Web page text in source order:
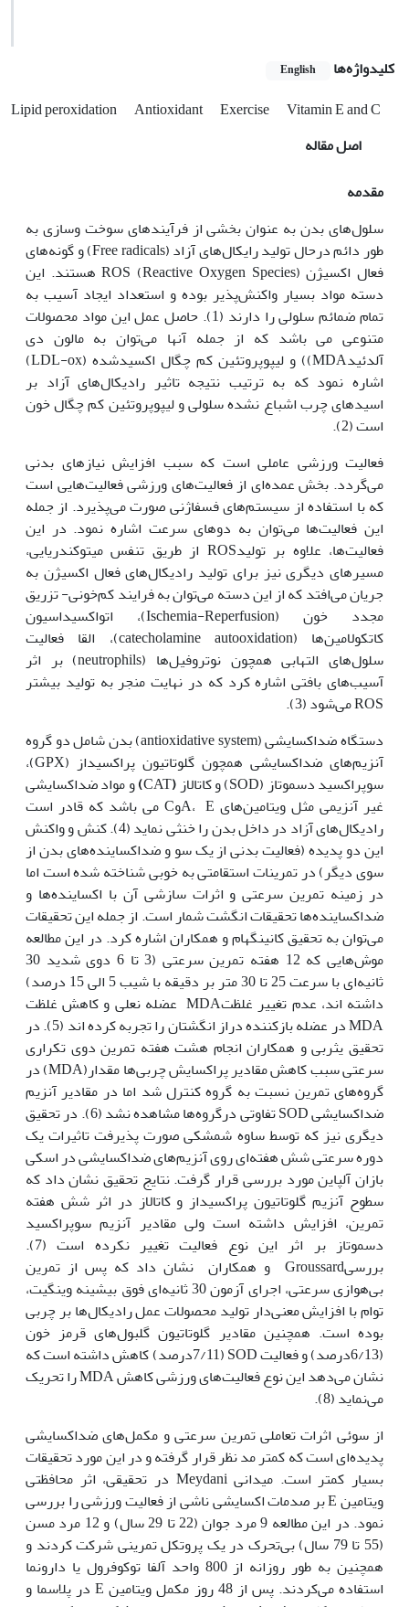
کلیدواژه‌ها English
Lipid peroxidation Antioxidant Exercise
Vitamin E and C
اصل مقاله
مقدمه
سلول‌های بدن به عنوان بخشی از فرآیندهای سوخت وسازی به
طور دائم درحال تولید رایکال‌های آزاد (Free radicals) و گونه‌های
فعال اکسیژن ROS (Reactive Oxygen Species) هستند. این
دسته مواد بسیار واکنش‌پذیر بوده و استعداد ایجاد آسیب به
تمام ضمائم سلولی را دارند (1). حاصل عمل این مواد محصولات
متنوعی می باشد که از جمله آن‏ها می‌توان به مالون دی
آلدئیدMDA)) و لیپوپروتئین کم چگال اکسیدشده (LDL-ox)
اشاره نمود که به ترتیب نتیجه تاثیر رادیکال‌های آزاد بر
اسیدهای چرب اشباع نشده سلولی و لیپوپروتئین کم چگال خون
است (2).
فعالیت ورزشی عاملی است که سبب افزایش نیازهای بدنی
می‌گردد. بخش عمده‌ای از فعالیت‌های ورزشی فعالیت‌هایی است
که با استفاده از سیستم‌های فسفاژنی صورت می‌پذیرد. از جمله
این فعالیت‌ها می‌توان به دوهای سرعت اشاره نمود. در این
فعالیت‌ها، علاوه بر تولیدROS از طریق تنفس میتوکندریایی،
مسیرهای دیگری نیز برای تولید رادیکال‌های فعال اکسیژن به
جریان می‌افتد که از این دسته می‌توان به فرایند کم‌خونی- تزریق
مجدد خون (Ischemia-Reperfusion)، اتواکسیداسیون
کاتکولامین‌ها (catecholamine autooxidation)، القا فعالیت
سلول‌های التهابی همچون نوتروفیل‌ها (neutrophils) بر اثر
آسیب‌های بافتی اشاره کرد که در نهایت منجر به تولید بیشتر
ROS می‌شود (3).
دستگاه ضداکسایشی (antioxidative system) بدن شامل دو گروه
آنزیم‌های ضداکسایشی همچون گلوتاتیون پراکسیداز (GPX)،
سوپراکسید دسموتاز (SOD) و کاتالاز
(
CAT
)و مواد ضداکسایشی
غیر آنزیمی مثل ویتامین‌های A، EوC می باشد که قادر است
رادیکال‌های آزاد در داخل بدن را خنثی نماید (4). کنش و واکنش
این دو پدیده (فعالیت بدنی از یک سو و ضداکساینده‌های بدن از
سوی دیگر) در تمرینات استقامتی به خوبی شناخته شده است اما
در زمینه تمرین سرعتی و اثرات سازشی آن با اکساینده‌ها و
ضداکساینده‌ها تحقیقات انگشت شمار است. از جمله این تحقیقات
می‌توان به تحقیق کانینگهام و همکاران اشاره کرد. در این مطالعه
موش‌هایی که 12 هفته تمرین سرعتی (3 تا 6 دوی شدید 30
ثانیه‌ای با سرعت 25 تا 30 متر بر دقیقه با شیب 5 الی 15 درصد)
داشته اند، عدم تغییر غلظتMDA عضله نعلی و کاهش غلظت
MDA در عضله بازکننده دراز انگشتان را تجربه کرده اند (5). در
تحقیق یثربی و همکاران انجام هشت هفته تمرین دوی تکراری
سرعتی سبب کاهش مقادیر پراکسایش چربی‌ها مقدار(MDA) در
گروه‌های تمرین نسبت به گروه کنترل شد اما در مقادیر آنزیم
ضداکسایشی SOD تفاوتی درگروه‌ها مشاهده نشد (6). در تحقیق
دیگری نیز که توسط ساوه شمشکی صورت پذیرفت تاثیرات یک
دوره سرعتی شش هفته‌ای روی آنزیم‌های ضداکسایشی در اسکی
بازان آلپاین مورد بررسی قرار گرفت. نتایج تحقیق نشان داد که
سطوح آنزیم گلوتاتیون پراکسیداز و کاتالاز در اثر شش هفته
تمرین، افزایش داشته است ولی مقادیر آنزیم سوپراکسید
دسموتاز بر اثر این نوع فعالیت تغییر نکرده است (7).
بررسیGroussard و همکاران نشان داد که پس از تمرین
بی‌هوازی سرعتی، اجرای آزمون 30 ثانیه‌ای فوق بیشینه وینگیت،
توام با افزایش معنی‌دار تولید محصولات عمل رادیکال‌ها بر چربی
بوده است. همچنین مقادیر گلوتاتیون گلبول‌های قرمز خون
(6/13درصد) و فعالیت SOD (7/11درصد) کاهش داشته است که
نشان می‌دهد این نوع فعالیت‌های ورزشی کاهش MDA را تحریک
می‌نماید (8).
از سوئی اثرات تعاملی تمرین سرعتی و مکمل‌های ضداکسایشی
پدیده‌ای است که کمتر مد نظر قرار گرفته و در این مورد تحقیقات
بسیار کمتر است. میدانی Meydani در تحقیقی، اثر محافظتی
ویتامین E بر صدمات اکسایشی ناشی از فعالیت ورزشی را بررسی
نمود. در این مطالعه 9 مرد جوان (22 تا 29 سال) و 12 مرد مسن
(55 تا 79 سال) بی‌تحرک در یک پروتکل تمرینی شرکت کردند و
همچنین به طور روزانه از 800 واحد آلفا توکوفرول یا دارونما
استفاده می‌کردند. پس از 48 روز مکمل ویتامین E در پلاسما و